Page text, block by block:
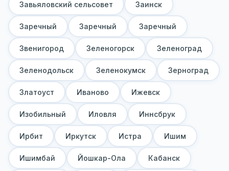
Завьяловский сельсовет Заинск
Заречный Заречный Заречный
Звенигород Зеленогорск Зеленоград
Зеленодольск Зеленокумск Зерноград
Златоуст Иваново Ижевск
Изобильный Иловля Иннсбрук
Ирбит Иркутск Истра Ишим
Ишимбай Йошкар-Ола Кабанск